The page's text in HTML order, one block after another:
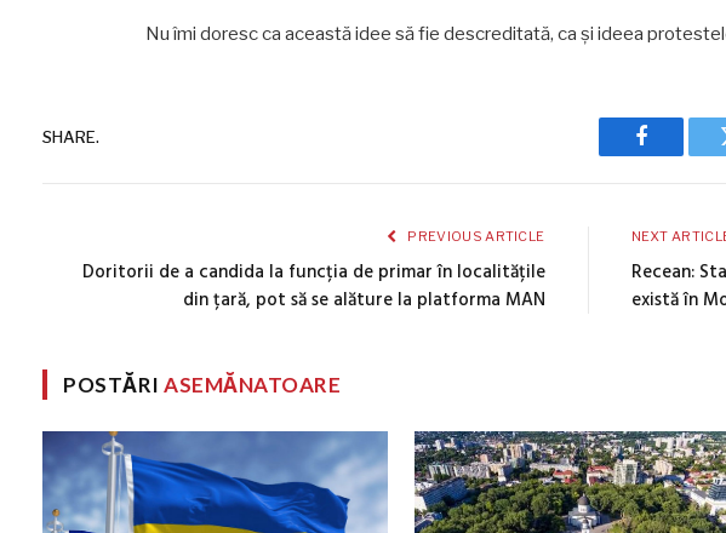
Nu îmi doresc ca această idee să fie descreditată, ca și ideea
SHARE.
Facebook
PREVIOUS ARTICLE
Doritorii de a candida la funcția de primar în localitățile
din țară, pot să se alăture la platforma MAN
NEXT
Recean:
există în
POSTĂRIASEMĂNATOARE